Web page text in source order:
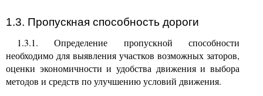
1.3. Пропускная способность дороги
1.3.1. Определение
пропускной способности
необходимо для выявления участков возможных заторов,
оценки экономичности и удобства движения и выбора
методов и средств по улучшению условий движения.